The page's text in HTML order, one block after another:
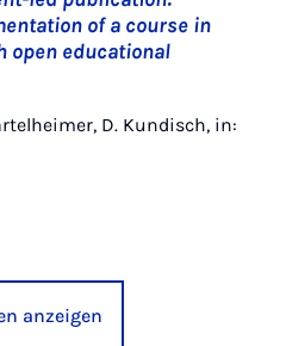
of a course in
open educational
D. Kundisch, in:
anzeigen